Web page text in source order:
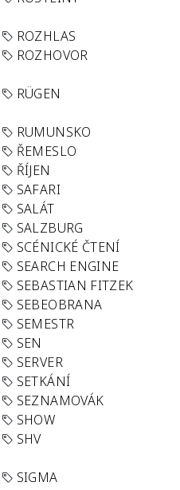
ROZHLAS
ROZHOVOR
RÜGEN
RUMUNSKO
ŘEMESLO
ŘÍJEN
SAFARI
SALÁT
SALZBURG
SCÉNICKÉ ČTENÍ
SEARCH ENGINE
SEBASTIAN FITZEK
SEBEOBRANA
SEMESTR
SEN
SERVER
SETKÁNÍ
SEZNAMOVÁK
SHOW
SHV
SIGMA